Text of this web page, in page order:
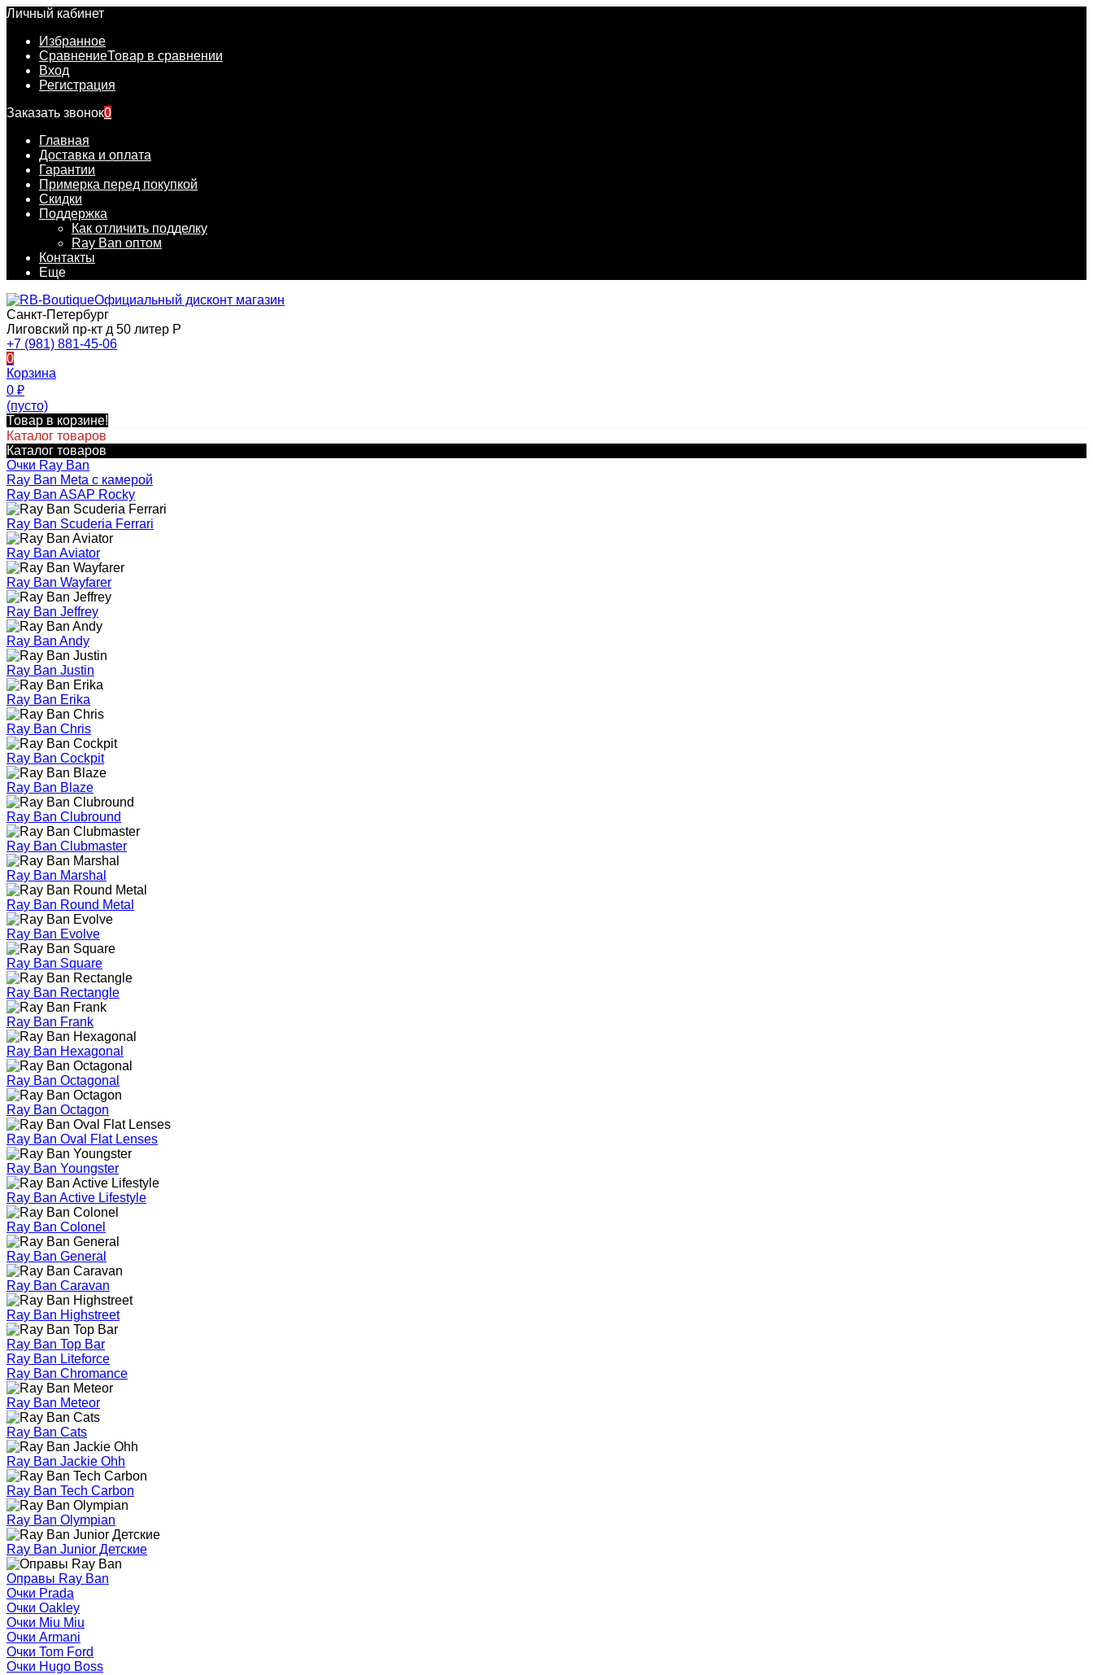
Личный кабинет
Избранное
СравнениеТовар в сравнении
Вход
Регистрация
Заказать звонок0
Главная
Доставка и оплата
Гарантии
Примерка перед покупкой
Скидки
Поддержка
Как отличить подделку
Ray Ban оптом
Контакты
Еще
Официальный дисконт магазин
Санкт-Петербург
Лиговский пр-кт д 50 литер Р
+7 (981) 881-45-06
0
Корзина
0 ₽
(пусто)
Товар в корзине!
Каталог товаров
Каталог товаров
Очки Ray Ban
Ray Ban Meta с камерой
Ray Ban ASAP Rocky
Ray Ban Scuderia Ferrari
Ray Ban Aviator
Ray Ban Wayfarer
Ray Ban Jeffrey
Ray Ban Andy
Ray Ban Justin
Ray Ban Erika
Ray Ban Chris
Ray Ban Cockpit
Ray Ban Blaze
Ray Ban Clubround
Ray Ban Clubmaster
Ray Ban Marshal
Ray Ban Round Metal
Ray Ban Evolve
Ray Ban Square
Ray Ban Rectangle
Ray Ban Frank
Ray Ban Hexagonal
Ray Ban Octagonal
Ray Ban Octagon
Ray Ban Oval Flat Lenses
Ray Ban Youngster
Ray Ban Active Lifestyle
Ray Ban Colonel
Ray Ban General
Ray Ban Caravan
Ray Ban Highstreet
Ray Ban Top Bar
Ray Ban Liteforce
Ray Ban Chromance
Ray Ban Meteor
Ray Ban Cats
Ray Ban Jackie Ohh
Ray Ban Tech Carbon
Ray Ban Olympian
Ray Ban Junior Детские
Оправы Ray Ban
Очки Prada
Очки Oakley
Очки Miu Miu
Очки Armani
Очки Tom Ford
Очки Hugo Boss